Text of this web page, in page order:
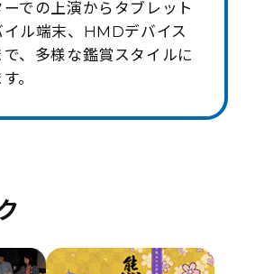
での上演からタブレット
イル端末、HMDデバイス
、多様な鑑賞スタイルに
。